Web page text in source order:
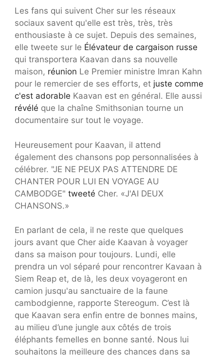
Les fans qui suivent Cher sur les réseaux
sociaux savent qu'elle est très, très, très
enthousiaste à ce sujet. Depuis des semaines,
elle tweete sur le Élévateur de cargaison russe
qui transportera Kaavan dans sa nouvelle
maison, réunion Le Premier ministre Imran Kahn
pour le remercier de ses efforts, et juste comme
c'est adorable Kaavan est en général. Elle aussi
révélé que la chaîne Smithsonian tourne un
documentaire sur tout le voyage.
Heureusement pour Kaavan, il attend
également des chansons pop personnalisées à
célébrer. "JE NE PEUX PAS ATTENDRE DE
CHANTER POUR LUI EN VOYAGE AU
CAMBODGE" tweeté Cher. «J'AI DEUX
CHANSONS.»
En parlant de cela, il ne reste que quelques
jours avant que Cher aide Kaavan à voyager
dans sa maison pour toujours. Lundi, elle
prendra un vol séparé pour rencontrer Kavaan à
Siem Reap et, de là, les deux voyageront en
camion jusqu'au sanctuaire de la faune
cambodgienne, rapporte Stereogum. C’est là
que Kaavan sera enfin entre de bonnes mains,
au milieu d’une jungle aux côtés de trois
éléphants femelles en bonne santé. Nous lui
souhaitons la meilleure des chances dans sa